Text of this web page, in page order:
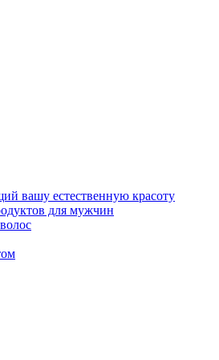
вашу естественную красоту
для мужчин